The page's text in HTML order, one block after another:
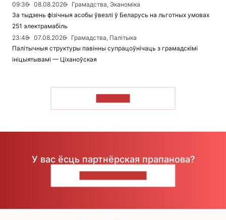
09:36
08.08.2026
Грамадства, Эканоміка
За тыдзень фізічныя асобы ўвезлі ў Беларусь на льготных умовах
251 электрамабіль
23:48
07.08.2026
Грамадства, Палітыка
Палітычныя структуры павінны супрацоўнічаць з грамадскімі
ініцыятывамі — Ціханоўская
У вас ёсць партнёрская прапанова?